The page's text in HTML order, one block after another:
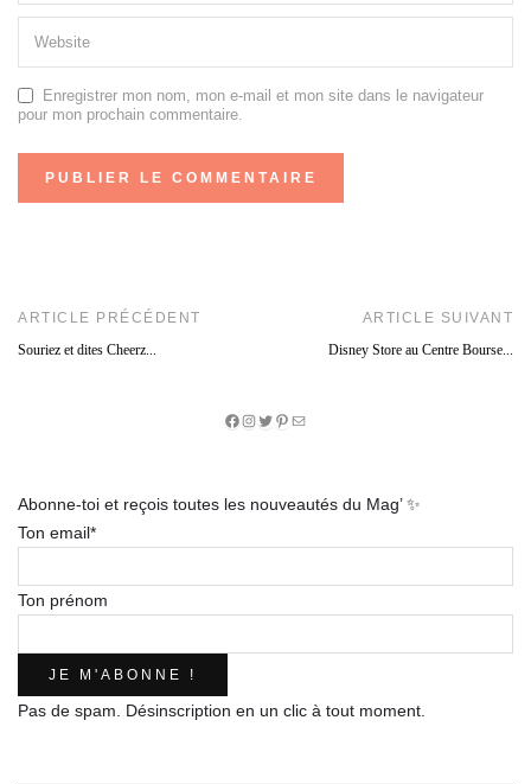
Enregistrer mon nom, mon e-mail et mon site dans le navigateur
pour mon prochain commentaire.
ARTICLE PRÉCÉDENT
Souriez et dites Cheerz...
ARTICLE SUIVANT
Disney Store au Centre Bourse...
Facebook
Instagram
Twitter
Pinterest
E-
Abonne-toi et reçois toutes les nouveautés du Mag’ ✨
Ton email*
Ton prénom
Pas de spam. Désinscription en un clic à tout moment.